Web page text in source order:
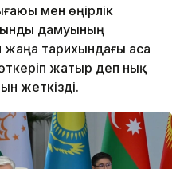
мен өңірлік
дамуының
тарихындағы аса
жатыр деп нық
жеткізді.